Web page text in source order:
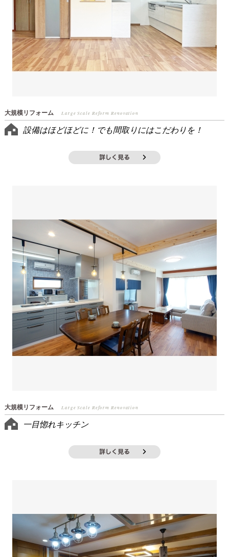
大規模リフォーム Large Scale Reform Renovation
設備はほどほどに！でも間取りにはこだわりを！
大規模リフォーム Large Scale Reform Renovation
一目惚れキッチン